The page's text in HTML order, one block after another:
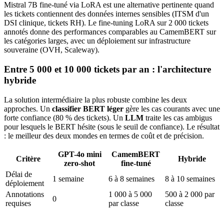
Mistral 7B fine-tuné via LoRA est une alternative pertinente quand
les tickets contiennent des données internes sensibles (ITSM d'un
DSI clinique, tickets RH). Le fine-tuning LoRA sur 2 000 tickets
annotés donne des performances comparables au CamemBERT sur
les catégories larges, avec un déploiement sur infrastructure
souveraine (OVH, Scaleway).
Entre 5 000 et 10 000 tickets par an : l'architecture
hybride
La solution intermédiaire la plus robuste combine les deux
approches. Un classifier BERT léger gère les cas courants avec une
forte confiance (80 % des tickets). Un LLM traite les cas ambigus
pour lesquels le BERT hésite (sous le seuil de confiance). Le résultat
: le meilleur des deux mondes en termes de coût et de précision.
Critère
GPT-4o mini
zero-shot
CamemBERT
fine-tuné
Hybride
Délai de
déploiement
1 semaine 6 à 8 semaines
8 à 10 semaines
Annotations
requises
0
1 000 à 5 000
par classe
500 à 2 000 par
classe